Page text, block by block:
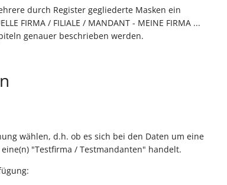
durch Register gegliederte Masken ein
FIRMA / FILIALE / MANDANT - MEINE FIRMA ...
genauer beschrieben werden.
wählen, d.h. ob es sich bei den Daten um eine
"Testfirma / Testmandanten" handelt.